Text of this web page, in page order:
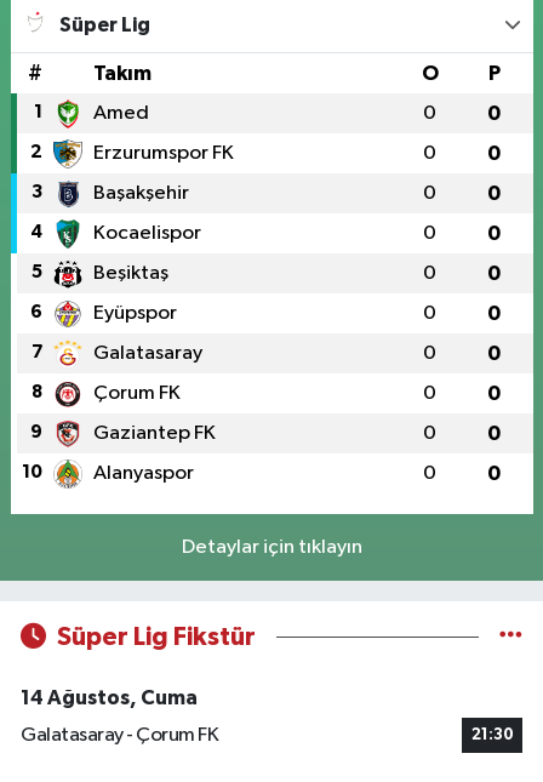
Süper Lig
# Takım O P
1 Amed 0 0
2 Erzurumspor FK 0 0
3 Başakşehir 0 0
4 Kocaelispor 0 0
5 Beşiktaş 0 0
6 Eyüpspor 0 0
7 Galatasaray 0 0
8 Çorum FK 0 0
9 Gaziantep FK 0 0
10 Alanyaspor 0 0
Detaylar için tıklayın
Süper Lig Fikstür
14 Ağustos, Cuma
Galatasaray - Çorum FK
21:30